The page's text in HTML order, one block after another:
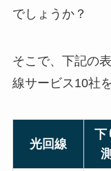
でしょうか？
そこで、下記の
線サービス10社
光回線
下